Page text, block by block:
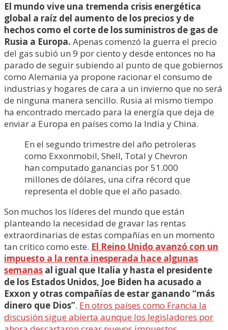
El mundo vive una tremenda crisis energética
global a raíz del aumento de los precios y de
hechos como el corte de los suministros de gas de
Rusia a Europa. Apenas comenzó la guerra el precio
del gas subió un 9 por ciento y desde entonces no ha
parado de seguir subiendo al punto de que gobiernos
como Alemania ya propone racionar el consumo de
industrias y hogares de cara a un invierno que no será
de ninguna manera sencillo. Rusia al mismo tiempo
ha encontrado mercado para la energía que deja de
enviar a Europa en países como la India y China.
En el segundo trimestre del año petroleras
como Exxonmobil, Shell, Total y Chevron
han computado ganancias por 51.000
millones de dólares, una cifra récord que
representa el doble que el año pasado.
Son muchos los líderes del mundo que están
planteando la necesidad de gravar las rentas
extraordinarias de estas compañías en un momento
tan crítico como este. El Reino Unido avanzó con un
impuesto a la renta inesperada hace algunas
semanas al igual que Italia y hasta el presidente
de los Estados Unidos, Joe Biden ha acusado a
Exxon y otras compañías de estar ganando “más
dinero que Dios”. En otros países como Francia la
discusión sigue abierta aunque los legisladores por